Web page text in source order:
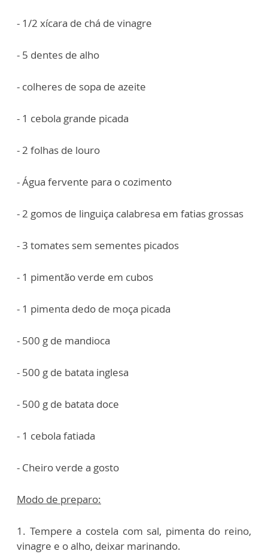
- 1/2 xícara de chá de vinagre
- 5 dentes de alho
- colheres de sopa de azeite
- 1 cebola grande picada
- 2 folhas de louro
- Água fervente para o cozimento
- 2 gomos de linguiça calabresa em fatias grossas
- 3 tomates sem sementes picados
- 1 pimentão verde em cubos
- 1 pimenta dedo de moça picada
- 500 g de mandioca
- 500 g de batata inglesa
- 500 g de batata doce
- 1 cebola fatiada
- Cheiro verde a gosto
Modo de preparo:
1. Tempere a costela com sal, pimenta do reino,
vinagre e o alho, deixar marinando.